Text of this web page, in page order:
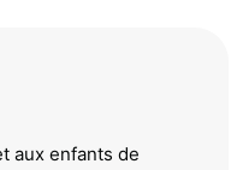
aux enfants de